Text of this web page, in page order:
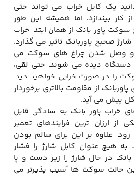
یک کابل خراب می تواند حتی
بیندازد. اما همیشه این طور
پاور بانک از همان ابتدا خراب
صحیح پاوربانک تاثیر می‌ گذارد.
و وصل شدن چراغ های سوکت می
دیده می شوند. حتی لقی،
را در صورت خرابی خواهید دید.
از مقاومت بالاتری برخوردار
پیش می آید.
خراب پاور بانک به سادگی قابل
ارزان ترین فرایندهای تعمیر
رود. علاوه بر این برای سالم بودن
به هیچ عنوان کابل شارژ را فشار
در حال شارژ را زیر دست و پا
این حالت سوکت ها آسیب پذیرتر می